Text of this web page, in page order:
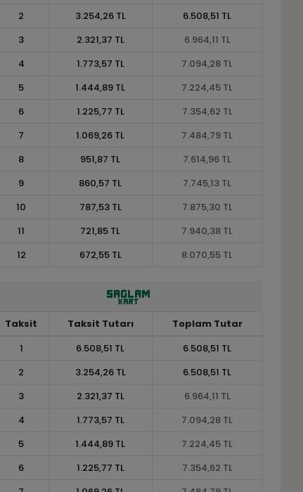
2
3.254,26 TL
6.508,51 TL
3
2.321,37 TL
6.964,11 TL
4
1.773,57 TL
7.094,28 TL
5
1.444,89 TL
7.224,45 TL
6
1.225,77 TL
7.354,62 TL
7
1.069,26 TL
7.484,79 TL
8
951,87 TL
7.614,96 TL
9
860,57 TL
7.745,13 TL
10
787,53 TL
7.875,30 TL
11
721,85 TL
7.940,38 TL
12
672,55 TL 8.070,55 TL
Taksit Taksit Tutarı
Toplam Tutar
1
6.508,51 TL
6.508,51 TL
2
3.254,26 TL
6.508,51 TL
3
2.321,37 TL
6.964,11 TL
4
1.773,57 TL
7.094,28 TL
5
1.444,89 TL
7.224,45 TL
6
1.225,77 TL
7.354,62 TL